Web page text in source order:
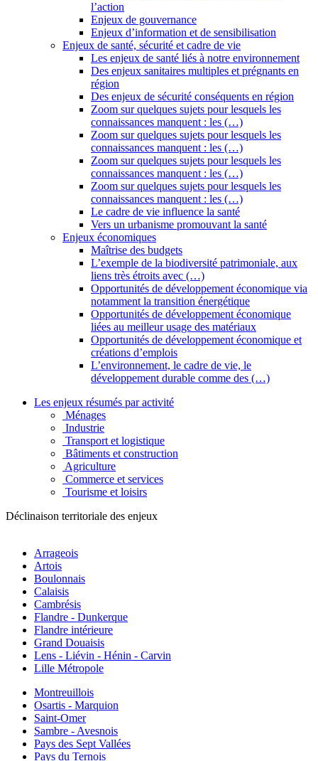
l’action
Enjeux de gouvernance
Enjeux d’information et de sensibilisation
Enjeux de santé, sécurité et cadre de vie
Les enjeux de santé liés à notre environnement
Des enjeux sanitaires multiples et prégnants en
région
Des enjeux de sécurité conséquents en région
Zoom sur quelques sujets pour lesquels les
connaissances manquent : les (…)
Zoom sur quelques sujets pour lesquels les
connaissances manquent : les (…)
Zoom sur quelques sujets pour lesquels les
connaissances manquent : les (…)
Zoom sur quelques sujets pour lesquels les
connaissances manquent : les (…)
Le cadre de vie influence la santé
Vers un urbanisme promouvant la santé
Enjeux économiques
Maîtrise des budgets
L’exemple de la biodiversité patrimoniale, aux
liens très étroits avec (…)
Opportunités de développement économique via
notamment la transition énergétique
Opportunités de développement économique
liées au meilleur usage des matériaux
Opportunités de développement économique et
créations d’emplois
L’environnement, le cadre de vie, le
développement durable comme des (…)
Les enjeux résumés par activité
Ménages
Industrie
Transport et logistique
Bâtiments et construction
Agriculture
Commerce et services
Tourisme et loisirs
Déclinaison territoriale des enjeux
Arrageois
Artois
Boulonnais
Calaisis
Cambrésis
Flandre - Dunkerque
Flandre intérieure
Grand Douaisis
Lens - Liévin - Hénin - Carvin
Lille Métropole
Montreuillois
Osartis - Marquion
Saint-Omer
Sambre - Avesnois
Pays des Sept Vallées
Pays du Ternois